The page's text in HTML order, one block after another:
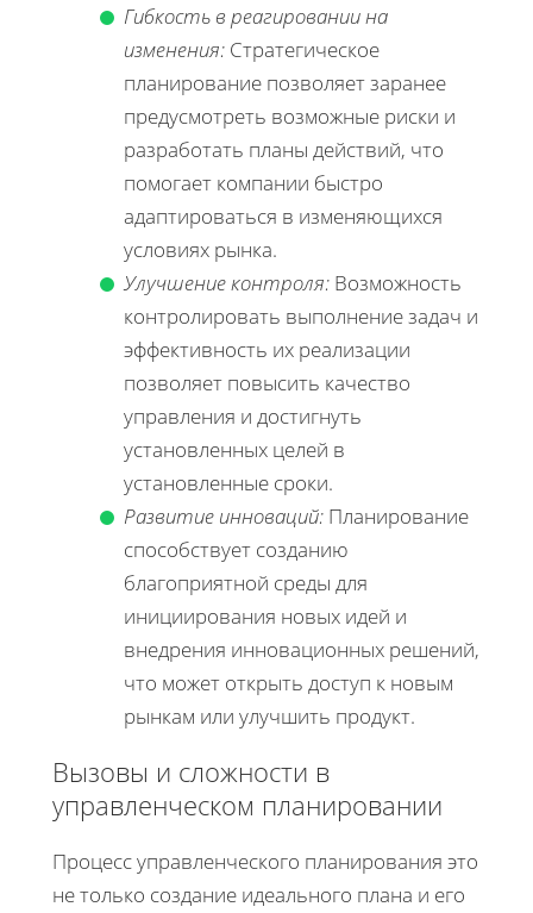
Гибкость в реагировании на
изменения: Стратегическое
планирование позволяет заранее
предусмотреть возможные риски и
разработать планы действий, что
помогает компании быстро
адаптироваться в изменяющихся
условиях рынка.
Улучшение контроля: Возможность
контролировать выполнение задач и
эффективность их реализации
позволяет повысить качество
управления и достигнуть
установленных целей в
установленные сроки.
Развитие инноваций: Планирование
способствует созданию
благоприятной среды для
инициирования новых идей и
внедрения инновационных решений,
что может открыть доступ к новым
рынкам или улучшить продукт.
Вызовы и сложности в
управленческом планировании
Процесс управленческого планирования это
не только создание идеального плана и его